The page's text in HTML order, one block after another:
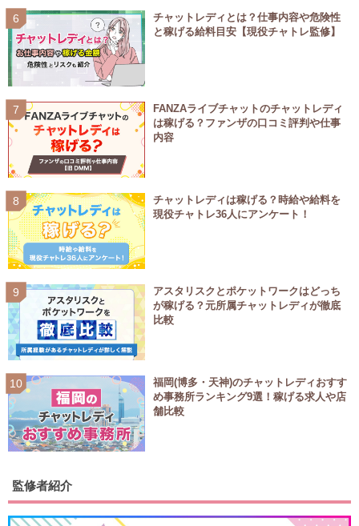
チャットレディとは？仕事内容や危険性
と稼げる給料目安【現役チャトレ監修】
FANZAライブチャットのチャットレディ
は稼げる？ファンザの口コミ評判や仕事
内容
チャットレディは稼げる？時給や給料を
現役チャトレ36人にアンケート！
アスタリスクとポケットワークはどっち
が稼げる？元所属チャットレディが徹底
比較
福岡(博多・天神)のチャットレディおすす
め事務所ランキング9選！稼げる求人や店
舗比較
監修者紹介